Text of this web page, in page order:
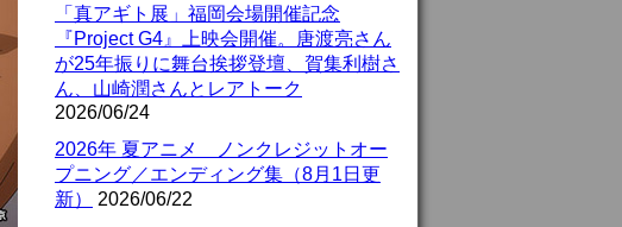
「真アギト展」福岡会場開催記念
『Project G4』上映会開催。唐渡亮さん
が25年振りに舞台挨拶登壇、賀集利樹さ
ん、山崎潤さんとレアトーク
2026/06/24
2026年 夏アニメ ノンクレジットオー
プニング／エンディング集（8月1日更
新）
2026/06/22